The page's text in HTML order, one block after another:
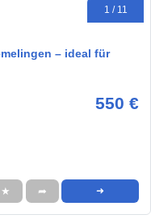
1 / 11
– ideal für
550 €
★ ➦ ➜